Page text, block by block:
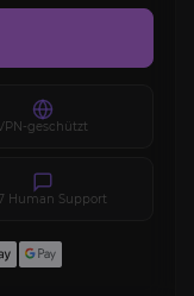
geschützt
Human Support